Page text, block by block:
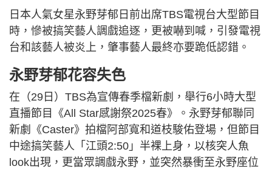
日本人氣女星永野芽郁日前出席TBS電視台大型節目
時，慘被搞笑藝人調戲追逐，更被嚇到喊，引發電視
台和該藝人被炎上，肇事藝人最終亦要跪低認錯。
永野芽郁花容失色
在（29日）TBS為宣傳春季檔新劇，舉行6小時大型
直播節目《All Star感謝祭2025春》。永野芽郁聯同
新劇《Caster》拍檔阿部寬和道枝駿佑登場，但節目
中途搞笑藝人「江頭2:50」半裸上身，以核突人魚
look出現，更當眾調戲永野，並突然暴衝至永野座位